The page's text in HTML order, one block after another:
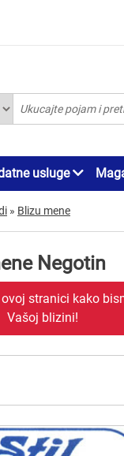
usluge
» Blizu mene
Negotin
stranici kako
Vašoj blizini!